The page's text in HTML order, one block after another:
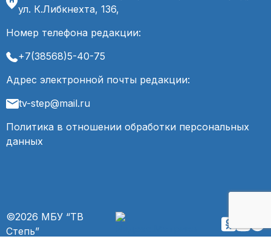
ул. К.Либкнехта, 136,
Номер телефона редакции:
+7(38568)5-40-75
Адрес электронной почты редакции:
tv-step@mail.ru
Политика в отношении обработки персональных
данных
©2026 МБУ “ТВ
Степь”